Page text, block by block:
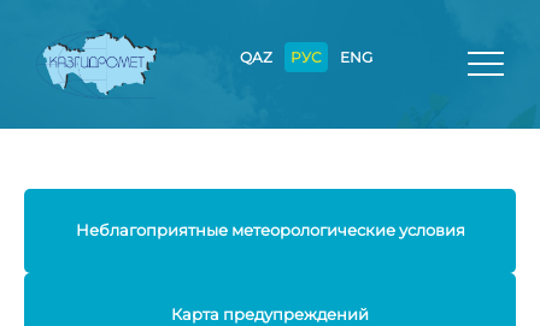
QAZ РУС ENG
Неблагоприятные метеорологические условия
Карта предупреждений